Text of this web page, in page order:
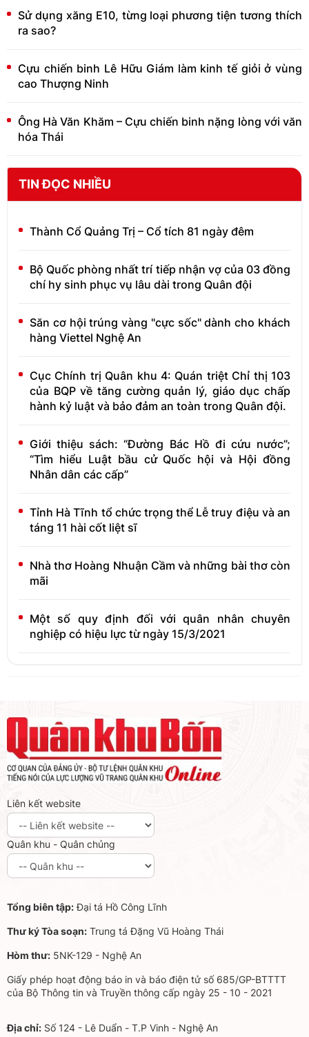
Sử dụng xăng E10, từng loại phương tiện tương thích
ra sao?
Cựu chiến binh Lê Hữu Giám làm kinh tế giỏi ở vùng
cao Thượng Ninh
Ông Hà Văn Khăm – Cựu chiến binh nặng lòng với văn
hóa Thái
TIN ĐỌC NHIỀU
Thành Cổ Quảng Trị – Cổ tích 81 ngày đêm
Bộ Quốc phòng nhất trí tiếp nhận vợ của 03 đồng
chí hy sinh phục vụ lâu dài trong Quân đội
Săn cơ hội trúng vàng "cực sốc" dành cho khách
hàng Viettel Nghệ An
Cục Chính trị Quân khu 4: Quán triệt Chỉ thị 103
của BQP về tăng cường quản lý, giáo dục chấp
hành kỷ luật và bảo đảm an toàn trong Quân đội.
Giới thiệu sách: “Đường Bác Hồ đi cứu nước”;
“Tìm hiểu Luật bầu cử Quốc hội và Hội đồng
Nhân dân các cấp”
Tỉnh Hà Tĩnh tổ chức trọng thể Lễ truy điệu và an
táng 11 hài cốt liệt sĩ
Nhà thơ Hoàng Nhuận Cầm và những bài thơ còn
mãi
Một số quy định đối với quân nhân chuyên
nghiệp có hiệu lực từ ngày 15/3/2021
Liên kết website
Quân khu - Quân chủng
Tổng biên tập:Đại tá Hồ Công Lĩnh
Thư ký Tòa soạn: Trung tá Đặng Vũ Hoàng Thái
Hòm thư: 5NK-129 - Nghệ An
Giấy phép hoạt động báo in và báo điện tử số 685/GP-BTTTT
của Bộ Thông tin và Truyền thông cấp ngày 25 - 10 - 2021
Địa chỉ: Số 124 - Lê Duẩn - T.P Vinh - Nghệ An